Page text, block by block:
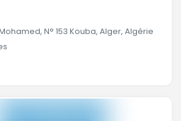
N° 153 Kouba, Alger, Algérie